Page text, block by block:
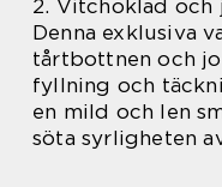
2. Vitchoklad och
Denna exklusiva
tårtbottnen och
fyllning och
en mild och len
söta syrligheten